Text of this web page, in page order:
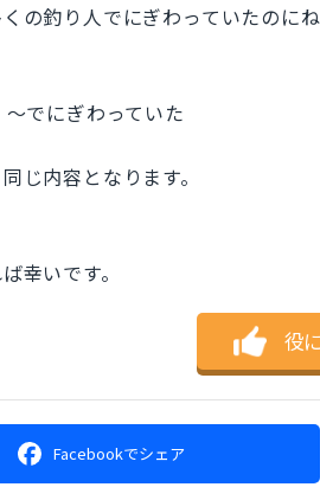
の釣り人でにぎわっていたのにね
でにぎわっていた
じ内容となります。
幸いです。
役
Facebookでシェア